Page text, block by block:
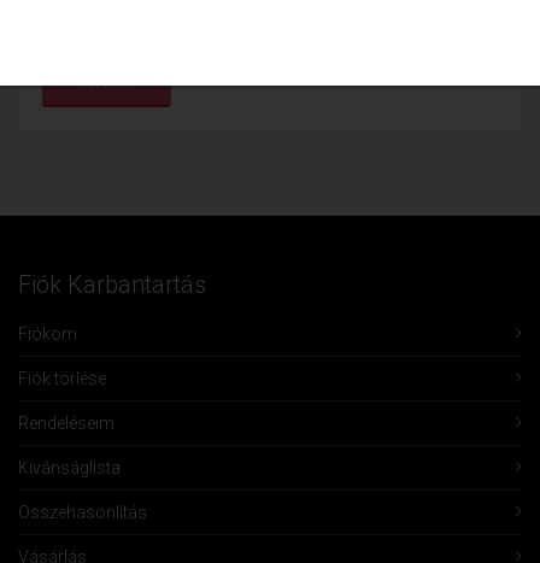
Keresés
Fiók Karbantartás
Fiókom
Fiók törlése
Rendeléseim
Kívánságlista
Összehasonlítás
Vásárlás